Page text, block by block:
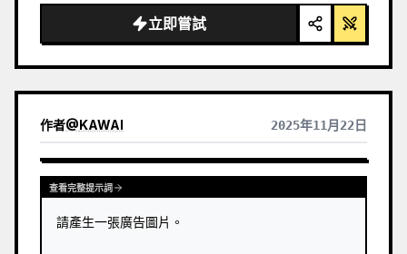
立即嘗試
作者@KAWAI 2025年11月22日
查看完整提示詞
請產生一張廣告圖片。